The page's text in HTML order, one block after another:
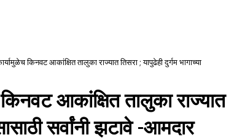
किनवट आकांक्षित तालुका राज्यात तिसरा ; यापुढेही दुर्गम भागाच्या
आकांक्षित तालुका राज्यात
सर्वांनी झटावे -आमदार